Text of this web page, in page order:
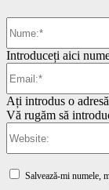
Introduceți aici
Ați introdus o
Vă rugăm să
Salvează-mi numele,